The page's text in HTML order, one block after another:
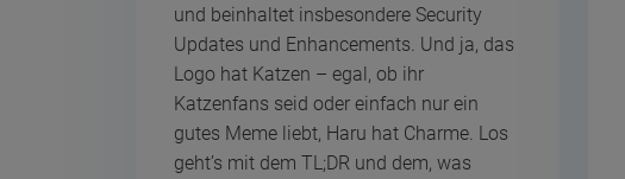
und beinhaltet insbesondere Security
Updates und Enhancements. Und ja, das
Logo hat Katzen – egal, ob ihr
Katzenfans seid oder einfach nur ein
gutes Meme liebt, Haru hat Charme. Los
geht’s mit dem TL;DR und dem, was